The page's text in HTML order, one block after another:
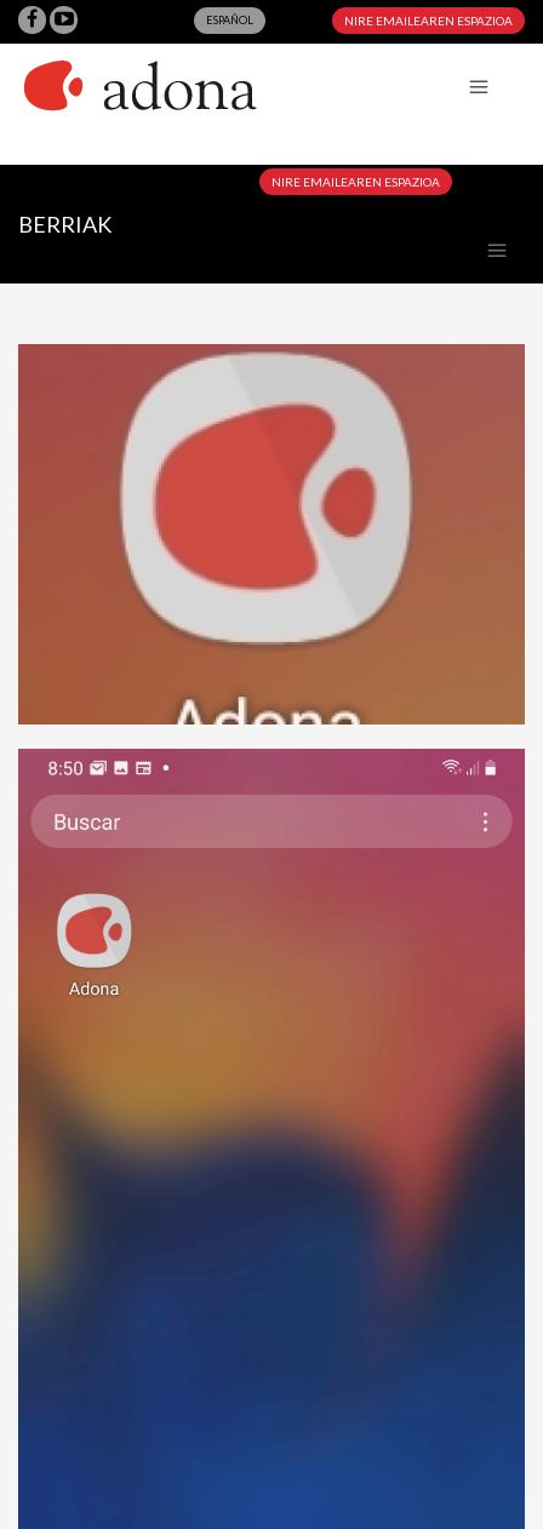
ESPAÑOL NIRE EMAILEAREN ESPAZIOA
NIRE EMAILEAREN ESPAZIOA
BERRIAK